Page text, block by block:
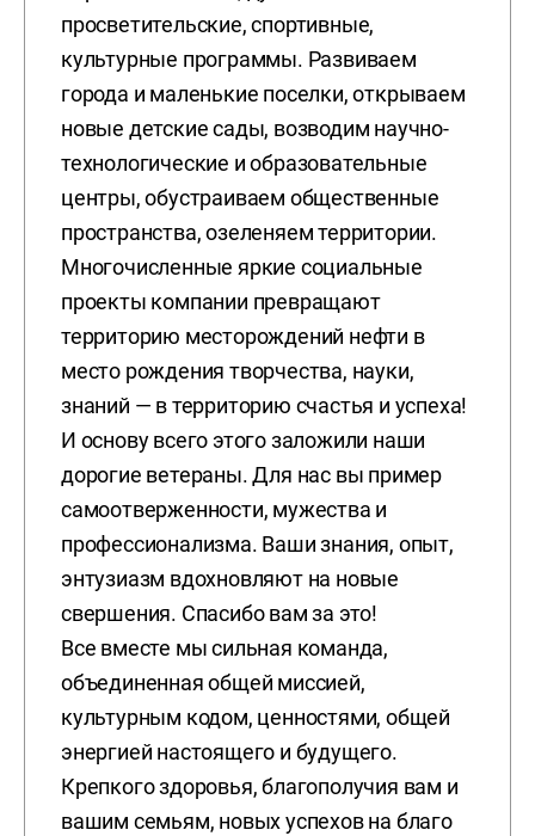
просветительские, спортивные,
культурные программы. Развиваем
города и маленькие поселки, открываем
новые детские сады, возводим научно-
технологические и образовательные
центры, обустраиваем общественные
пространства, озеленяем территории.
Многочисленные яркие социальные
проекты компании превращают
территорию месторождений нефти в
место рождения творчества, науки,
знаний — в территорию счастья и успеха!
И основу всего этого заложили наши
дорогие ветераны. Для нас вы пример
самоотверженности, мужества и
профессионализма. Ваши знания, опыт,
энтузиазм вдохновляют на новые
свершения. Спасибо вам за это!
Все вместе мы сильная команда,
объединенная общей миссией,
культурным кодом, ценностями, общей
энергией настоящего и будущего.
Крепкого здоровья, благополучия вам и
вашим семьям, новых успехов на благо